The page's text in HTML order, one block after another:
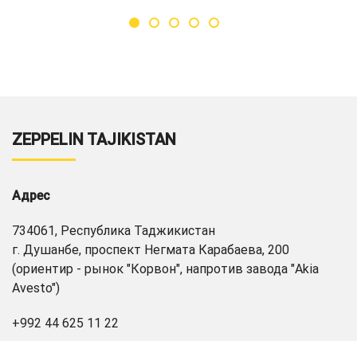
ZEPPELIN TAJIKISTAN
Адрес
734061, Республика Таджикистан
г. Душанбе, проспект Негмата Карабаева, 200
(ориентир - рынок "Корвон", напротив завода "Akia
Avesto")
+992 44 625 11 22